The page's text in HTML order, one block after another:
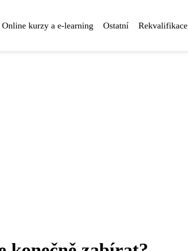
Online kurzy a e-learning Ostatní Rekvalifikace